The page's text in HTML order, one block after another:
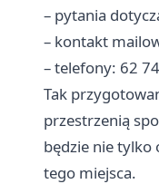
– pytania
– kontakt
– telefony: 62
Tak
przestrzenią
będzie nie tylko
tego miejsca.